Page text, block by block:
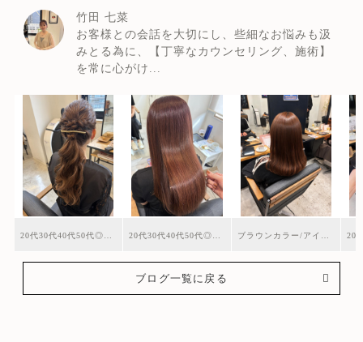
竹田 七菜
お客様との会話を大切にし、些細なお悩みも汲
みとる為に、【丁寧なカウンセリング、施術】
を常に心がけ...
ブログ一覧に戻る